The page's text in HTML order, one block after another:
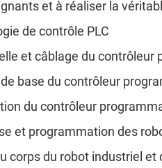
et à réaliser la
de contrôle PLC
et câblage du contrôleur
base du contrôleur
du contrôleur
et programmation des
corps du robot industriel et